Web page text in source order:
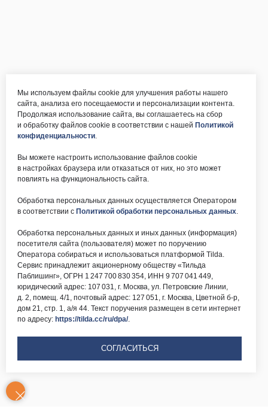
Мы используем файлы cookie для улучшения работы нашего
сайта, анализа его посещаемости и персонализации контента.
Продолжая использование сайта, вы соглашаетесь на сбор
и обработку файлов cookie в соответствии с нашей Политикой
конфиденциальности.
Вы можете настроить использование файлов cookie
в настройках браузера или отказаться от них, но это может
повлиять на функциональность сайта.
Обработка персональных данных осуществляется Оператором
в соответствии с Политикой обработки персональных данных.
Обработка персональных данных и иных данных (информация)
посетителя сайта (пользователя) может по поручению
Оператора собираться и использоваться платформой Tilda.
Сервис принадлежит акционерному обществу «Тильда
Паблишинг», ОГРН 1 247 700 830 354, ИНН 9 707 041 449,
юридический адрес: 107 031, г. Москва, ул. Петровские Линии,
д. 2, помещ. 4/1, почтовый адрес: 127 051, г. Москва, Цветной б-р,
дом 21, стр. 1, а/я 44. Текст поручения размещен в сети интернет
по адресу: https://tilda.cc/ru/dpa/.
СОГЛАСИТЬСЯ